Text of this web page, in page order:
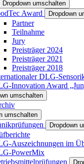
Dropdown umschalten
Award Dropdown
Partner
Teilnahme
Jury
Preisträger 2024
Preisträger 2021
Preisträger 2018
DLG-
Innovation Award
umschalten
umschalten
Dropdown
Auszeichnungen im
PowerMix